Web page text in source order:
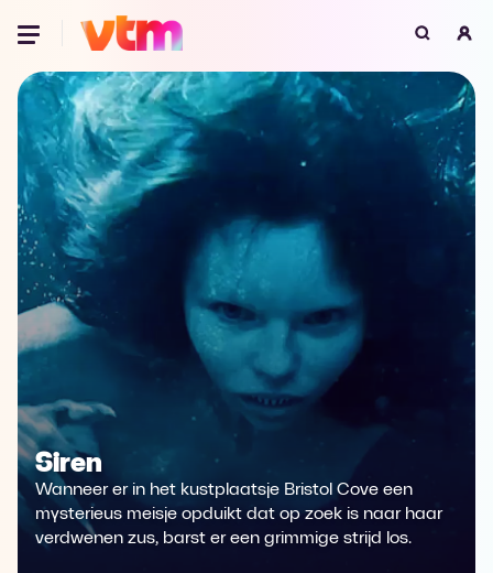
Voor je onze programma's gaat ontdekken,
best je browser updaten of hieronder één
van de ondersteunde browsers
downloaden.
Google Chrome
Download
Download
Microsoft Edge
Siren
Wanneer er in het kustplaatsje Bristol Cove een
mysterieus meisje opduikt dat op zoek is naar haar
verdwenen zus, barst er een grimmige strijd los.